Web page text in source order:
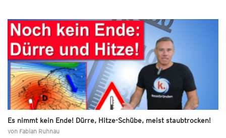
Es nimmt kein Ende! Dürre, Hitze-Schübe, meist staubtrocken!
von Fabian Ruhnau